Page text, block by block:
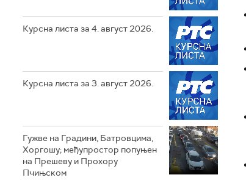
Курсна листа за 4. август 2026.
Курсна листа за 3. август 2026.
Гужве на Градини, Батровцима,
Хоргошу; међупростор попуњен
на Прешеву и Прохору
Пчињском